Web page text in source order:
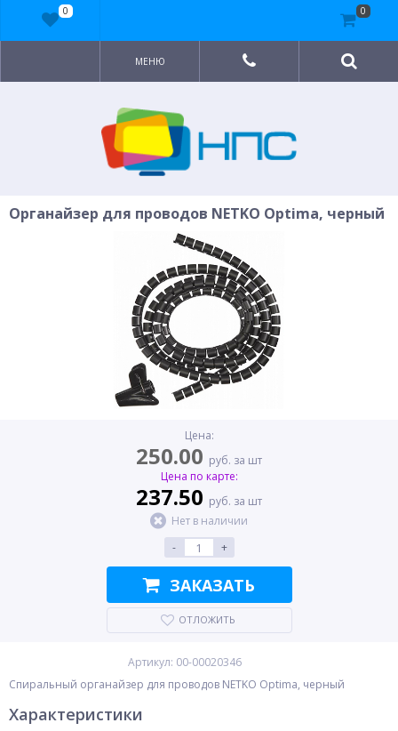
МЕНЮ
Органайзер для проводов NETKO Optima, черный
Цена:
250.00 руб. за шт
Цена по карте:
237.50 руб. за шт
Нет в наличии
-
+
ЗАКАЗАТЬ
ОТЛОЖИТЬ
Артикул: 00-00020346
Спиральный органайзер для проводов NETKO Optima, черный
Характеристики
0 0